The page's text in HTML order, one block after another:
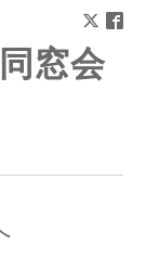
窓会